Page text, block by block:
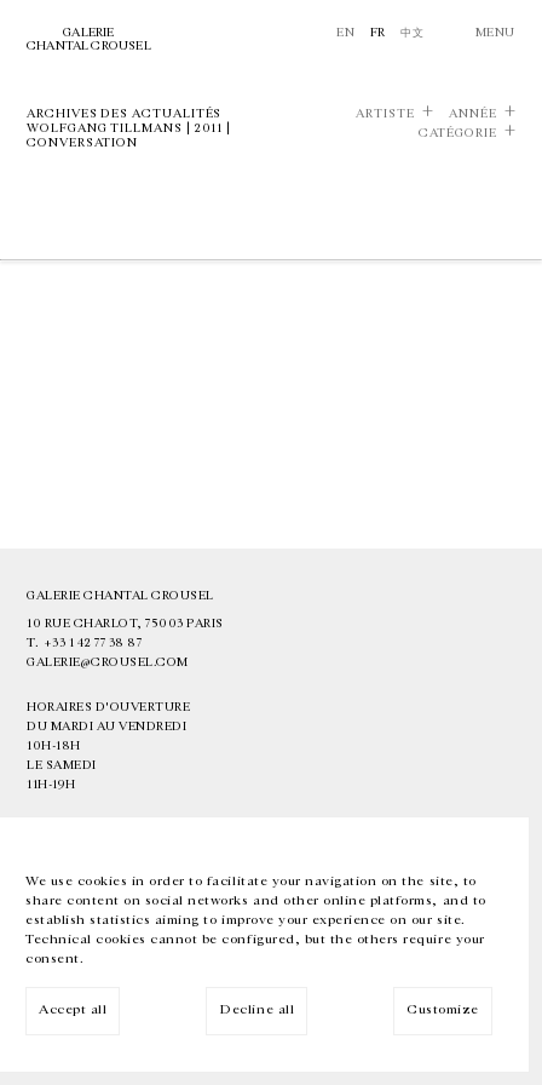
We use cookies in order to facilitate your navigation on the site, to
share content on social networks and other online platforms, and to
establish statistics aiming to improve your experience on our site.
Technical cookies cannot be configured, but the others require your
consent.
Accept all Decline all Customize
GALERIE
CHANTAL CROUSEL
EN FR 中文 MENU
ARCHIVES DES ACTUALITÉS
WOLFGANG TILLMANS | 2011 |
CONVERSATION
ARTISTE
ANNÉE
CATÉGORIE
GALERIE CHANTAL CROUSEL
10 RUE CHARLOT, 75003 PARIS
T. +33 1 42 77 38 87
GALERIE@CROUSEL.COM
HORAIRES D'OUVERTURE
DU MARDI AU VENDREDI
10H-18H
LE SAMEDI
11H-19H
EN FR 中文 Facebook Instagram
Inscrivez-vous à notre newsletter